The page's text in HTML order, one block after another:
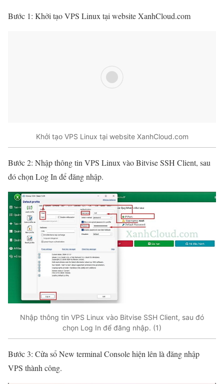
Bước 1: Khởi tạo VPS Linux tại website XanhCloud.com
Khởi tạo VPS Linux tại website XanhCloud.com
Bước 2: Nhập thông tin VPS Linux vào Bitvise SSH Client, sau
đó chọn Log In để đăng nhập.
Nhập thông tin VPS Linux vào Bitvise SSH Client, sau đó
chọn Log In để đăng nhập. (1)
Bước 3: Cửa sổ New terminal Console hiện lên là đăng nhập
VPS thành công.